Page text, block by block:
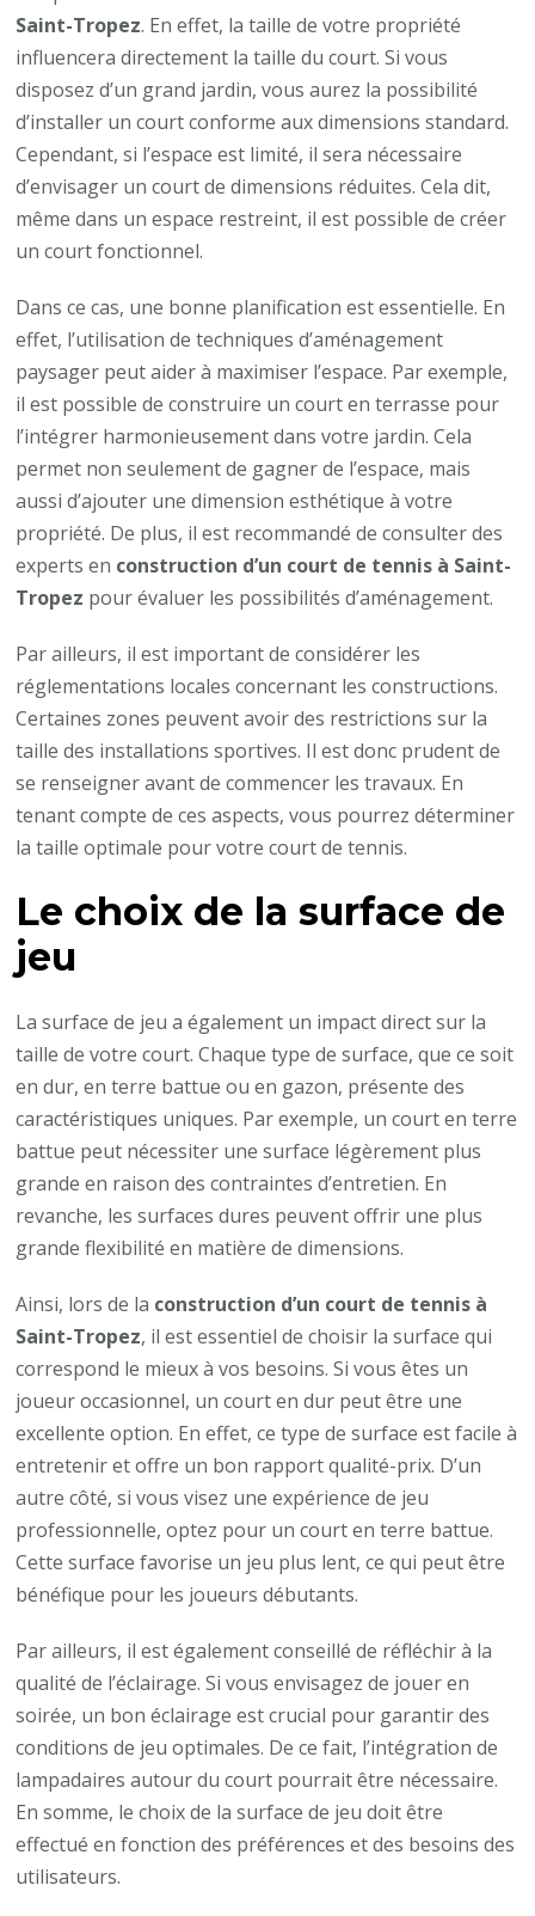
Saint-Tropez. En effet, la taille de votre propriété
influencera directement la taille du court. Si vous
disposez d’un grand jardin, vous aurez la possibilité
d’installer un court conforme aux dimensions standard.
Cependant, si l’espace est limité, il sera nécessaire
d’envisager un court de dimensions réduites. Cela dit,
même dans un espace restreint, il est possible de créer
un court fonctionnel.
Dans ce cas, une bonne planification est essentielle. En
effet, l’utilisation de techniques d’aménagement
paysager peut aider à maximiser l’espace. Par exemple,
il est possible de construire un court en terrasse pour
l’intégrer harmonieusement dans votre jardin. Cela
permet non seulement de gagner de l’espace, mais
aussi d’ajouter une dimension esthétique à votre
propriété. De plus, il est recommandé de consulter des
experts en construction d’un court de tennis à Saint-
Tropez pour évaluer les possibilités d’aménagement.
Par ailleurs, il est important de considérer les
réglementations locales concernant les constructions.
Certaines zones peuvent avoir des restrictions sur la
taille des installations sportives. Il est donc prudent de
se renseigner avant de commencer les travaux. En
tenant compte de ces aspects, vous pourrez déterminer
la taille optimale pour votre court de tennis.
Le choix de la surface de
jeu
La surface de jeu a également un impact direct sur la
taille de votre court. Chaque type de surface, que ce soit
en dur, en terre battue ou en gazon, présente des
caractéristiques uniques. Par exemple, un court en terre
battue peut nécessiter une surface légèrement plus
grande en raison des contraintes d’entretien. En
revanche, les surfaces dures peuvent offrir une plus
grande flexibilité en matière de dimensions.
Ainsi, lors de la construction d’un court de tennis à
Saint-Tropez, il est essentiel de choisir la surface qui
correspond le mieux à vos besoins. Si vous êtes un
joueur occasionnel, un court en dur peut être une
excellente option. En effet, ce type de surface est facile à
entretenir et offre un bon rapport qualité-prix. D’un
autre côté, si vous visez une expérience de jeu
professionnelle, optez pour un court en terre battue.
Cette surface favorise un jeu plus lent, ce qui peut être
bénéfique pour les joueurs débutants.
Par ailleurs, il est également conseillé de réfléchir à la
qualité de l’éclairage. Si vous envisagez de jouer en
soirée, un bon éclairage est crucial pour garantir des
conditions de jeu optimales. De ce fait, l’intégration de
lampadaires autour du court pourrait être nécessaire.
En somme, le choix de la surface de jeu doit être
effectué en fonction des préférences et des besoins des
utilisateurs.